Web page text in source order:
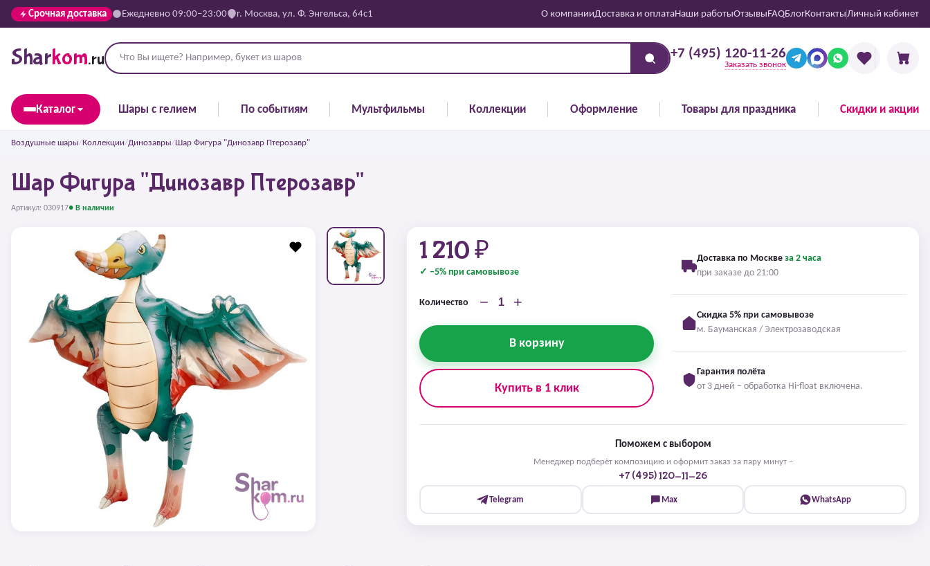
Срочная доставка Ежедневно 09:00–23:00 г. Москва, ул. Ф. Энгельса, 64с1 О компанииДоставка и оплатаНаши работыОтзывыFAQБлогКонтактыЛичный кабинет
Sharkom.ru +7 (495) 120-11-26
Заказать звонок
Каталог Шары с гелием По событиям Мультфильмы Коллекции Оформление Товары для праздника Скидки и акции
Воздушные шары/Коллекции/Динозавры/Шар Фигура "Динозавр Птерозавр"
Шар Фигура "Динозавр Птерозавр"
Артикул: 030917● В наличии
1 210 ₽
✓ −5% при самовывозе
Количество − +
В корзину
Купить в 1 клик
Доставка по Москве за 2 часа
при заказе до 21:00
Скидка 5% при самовывозе
м. Бауманская / Электрозаводская
Гарантия полёта
от 3 дней – обработка Hi-float включена.
Поможем с выбором
Менеджер подберёт композицию и оформит заказ за пару минут –
+7 (495) 120-11-26
Telegram Max WhatsApp